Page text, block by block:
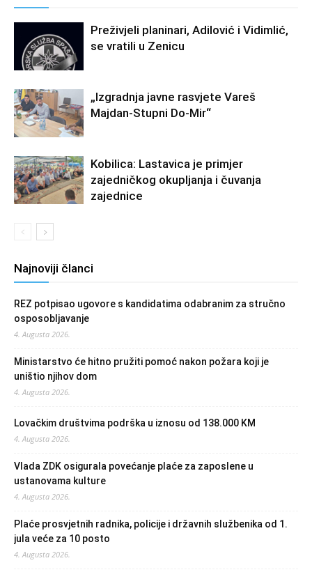
Preživjeli planinari, Adilović i Vidimlić,
se vratili u Zenicu
„Izgradnja javne rasvjete Vareš
Majdan-Stupni Do-Mir“
Kobilica: Lastavica je primjer
zajedničkog okupljanja i čuvanja
zajednice
Najnoviji članci
REZ potpisao ugovore s kandidatima odabranim za stručno
osposobljavanje
4. Augusta 2026.
Ministarstvo će hitno pružiti pomoć nakon požara koji je
uništio njihov dom
4. Augusta 2026.
Lovačkim društvima podrška u iznosu od 138.000 KM
4. Augusta 2026.
Vlada ZDK osigurala povećanje plaće za zaposlene u
ustanovama kulture
4. Augusta 2026.
Plaće prosvjetnih radnika, policije i državnih službenika od 1.
jula veće za 10 posto
4. Augusta 2026.